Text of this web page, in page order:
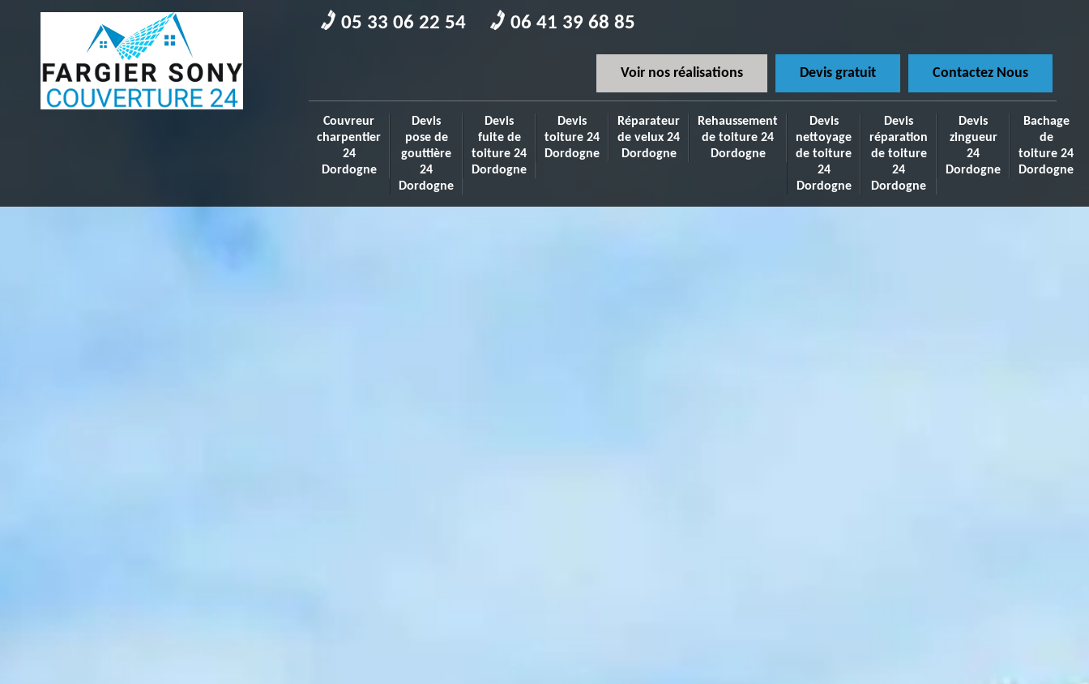
05 33 06 22 54 06 41 39 68 85
Voir nos réalisations Devis gratuit Contactez Nous
Couvreur
charpentier
24
Dordogne
Devis
pose de
gouttière
24
Dordogne
Devis
fuite de
toiture 24
Dordogne
Devis
toiture 24
Dordogne
Réparateur
de velux 24
Dordogne
Rehaussement
de toiture 24
Dordogne
Devis
nettoyage
de toiture
24
Dordogne
Devis
réparation
de toiture
24
Dordogne
Devis
zingueur
24
Dordogne
Bachage
de
toiture 24
Dordogne